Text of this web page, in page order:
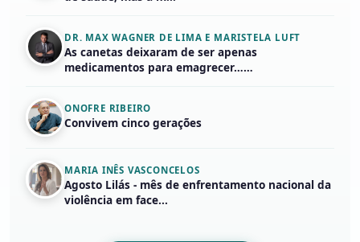
DR. MAX WAGNER DE LIMA E MARISTELA LUFT
As canetas deixaram de ser apenas
medicamentos para emagrecer……
ONOFRE RIBEIRO
Convivem cinco gerações
MARIA INÊS VASCONCELOS
Agosto Lilás - mês de enfrentamento nacional da
violência em face...